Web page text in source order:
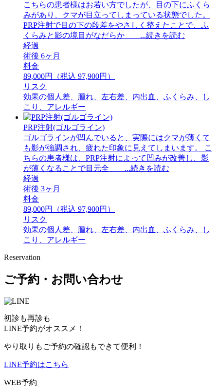
こちらの患者様はお若い方でしたが、目の下にふくら
みがあり、クマが目立ってしまっている状態でした。
PRP注射で目の下の段差をやさしく整えたことで、ふ
くらみと影の境目がなだらか ...続きを読む
経過
術後 6ヶ月
料金
89,000円（税込 97,900円）
リスク
効果の個人差、腫れ、左右差、内出血、ふくらみ、し
こり、アレルギー
PRP注射(ゴルゴライン)
ゴルゴラインが凹んでいると、実際にはクマが薄くて
も影が強調され、疲れた印象に見えてしまいます。 ⁡こ
ちらの患者様は、PRP注射によって凹みが改善し、影
が薄くなることで目元全 ...続きを読む
経過
術後 3ヶ月
料金
89,000円（税込 97,900円）
リスク
効果の個人差、腫れ、左右差、内出血、ふくらみ、し
こり、アレルギー
Reservation
ご予約・お問い合わせ
初診も再診も
LINE予約がオススメ！
やり取りもご予約の確認もできて便利！
LINE予約はこちら
WEB予約